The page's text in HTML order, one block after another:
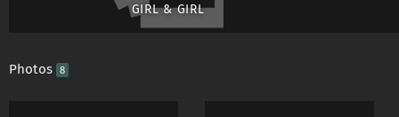
GIRL & GIRL
Photos 8